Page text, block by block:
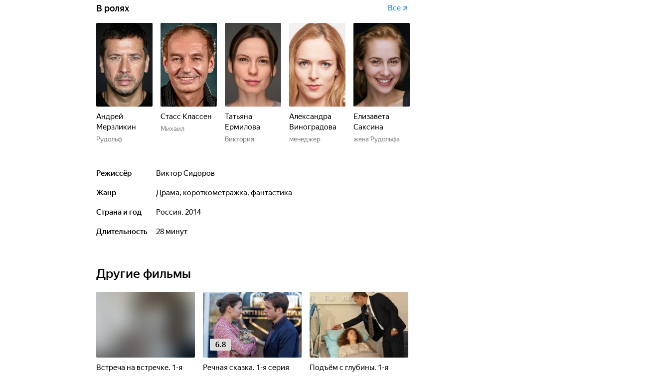
В ролях Все
Андрей
Мерзликин
Рудольф
Стасс Классен
Михаил
Татьяна
Ермилова
Виктория
Александра
Виноградова
менеджер
Елизавета
Саксина
жена Рудольфа
Режиссёр Виктор Сидоров
Жанр драма, короткометражка, фантастика
Страна и год Россия, 2014
Длительность 28 минут
Другие фильмы
Встреча на встречке. 1-я
6.8
Речная сказка. 1-я серия
Подъём с глубины. 1-я